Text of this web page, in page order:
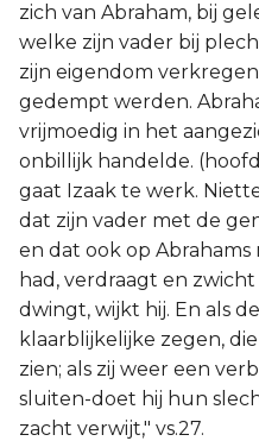
zich van Abraham, bij
welke zijn vader bij
zijn eigendom
gedempt werden.
vrijmoedig in het
onbillijk handelde.
gaat Izaak te werk.
dat zijn vader met de
en dat ook op
had, verdraagt en
dwingt, wijkt hij. En als
klaarblijkelijke zegen,
zien; als zij weer een
sluiten-doet hij hun
zacht verwijt," vs.27.